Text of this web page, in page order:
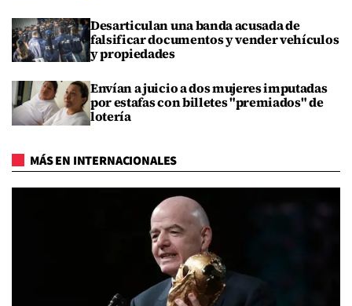
Desarticulan una banda acusada de
falsificar documentos y vender vehículos
y propiedades
Envían a juicio a dos mujeres imputadas
por estafas con billetes "premiados" de
lotería
MÁS EN INTERNACIONALES